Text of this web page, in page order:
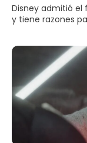
Disney admitió el
y tiene razones